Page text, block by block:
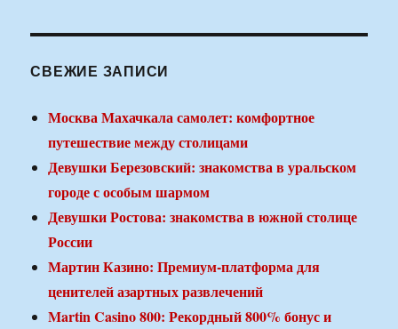
СВЕЖИЕ ЗАПИСИ
Москва Махачкала самолет: комфортное
путешествие между столицами
Девушки Березовский: знакомства в уральском
городе с особым шармом
Девушки Ростова: знакомства в южной столице
России
Мартин Казино: Премиум-платформа для
ценителей азартных развлечений
Martin Casino 800: Рекордный 800% бонус и